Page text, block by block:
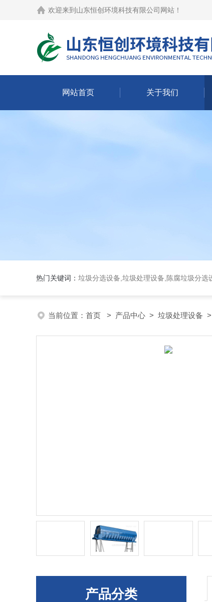
欢迎来到 山东恒创环境科技有限公司网站 ！
网站首页 关于我们
热门关键词： 垃圾分选设备,垃圾处理设备,陈腐垃圾分
当前位置： 首页 > 产品中心 > 垃圾处理设备 >
产品分类